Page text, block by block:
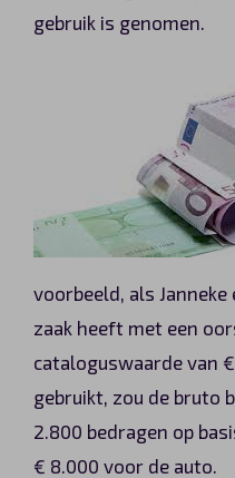
gebruik is genomen.
voorbeeld, als Janneke
zaak heeft met een
cataloguswaarde van
gebruikt, zou de bruto
2.800 bedragen op
€ 8.000 voor de auto.